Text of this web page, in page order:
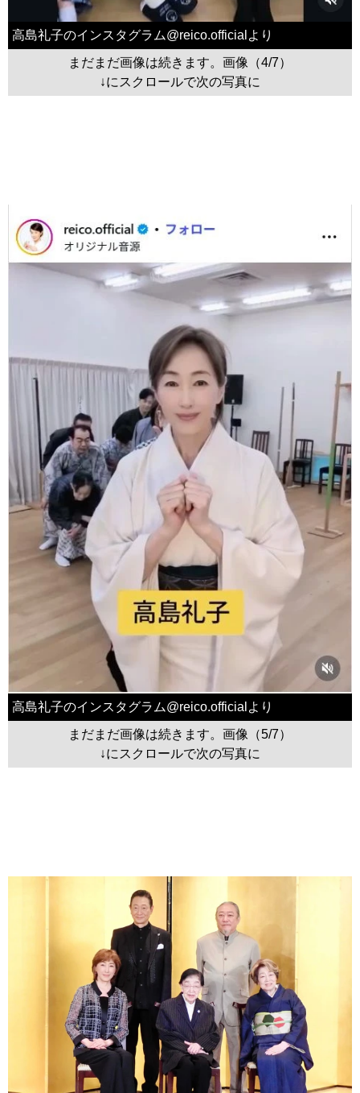
高島礼子のインスタグラム@reico.officialより
まだまだ画像は続きます。画像（4/7）
↓にスクロールで次の写真に
高島礼子のインスタグラム@reico.officialより
まだまだ画像は続きます。画像（5/7）
↓にスクロールで次の写真に